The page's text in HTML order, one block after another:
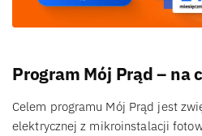
Program Mój Prąd – na
Celem programu Mój Prąd jest
elektrycznej z mikroinstalacji